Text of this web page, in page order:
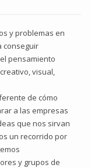
y problemas en
conseguir
pensamiento
visual,
de cómo
a las empresas
que nos sirvan
un recorrido por
y grupos de